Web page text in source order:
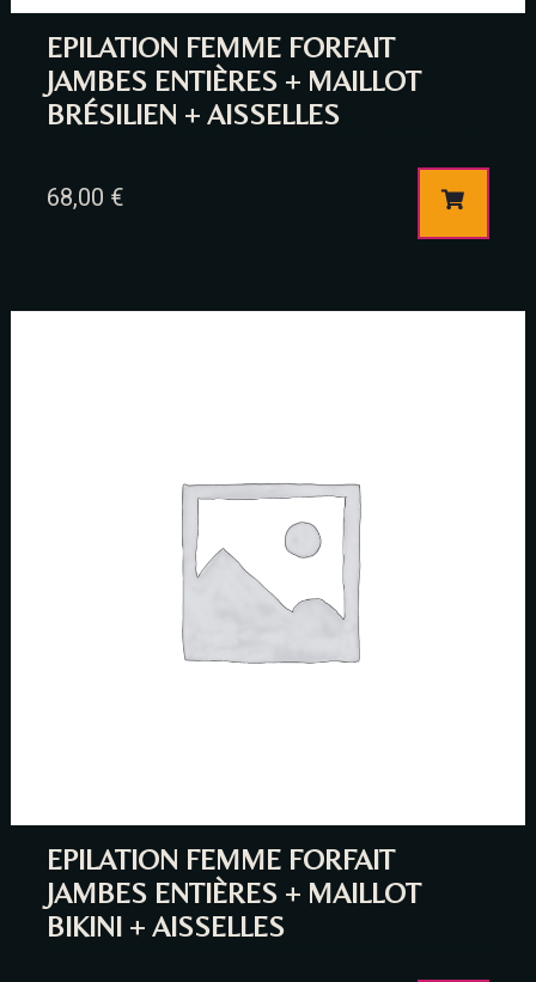
EPILATION FEMME FORFAIT
JAMBES ENTIÈRES + MAILLOT
BRÉSILIEN + AISSELLES
68,00 €
EPILATION FEMME FORFAIT
JAMBES ENTIÈRES + MAILLOT
BIKINI + AISSELLES